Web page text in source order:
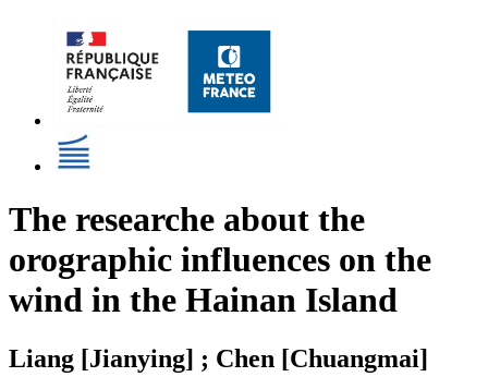
The researche about the
orographic influences on the
wind in the Hainan Island
Liang [Jianying] ; Chen [Chuangmai]